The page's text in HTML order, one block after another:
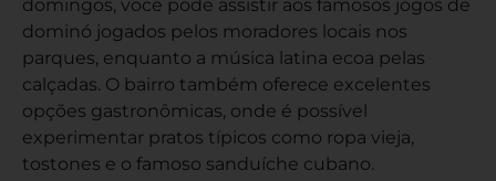
domingos, você pode assistir aos famosos jogos de
dominó jogados pelos moradores locais nos
parques, enquanto a música latina ecoa pelas
calçadas. O bairro também oferece excelentes
opções gastronômicas, onde é possível
experimentar pratos típicos como ropa vieja,
tostones e o famoso sanduíche cubano.